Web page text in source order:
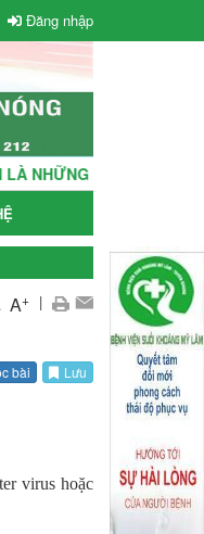
Đăng nhập
NGƯỜI THÂN TRONG
A+ |
bài Lưu
virus hoặc